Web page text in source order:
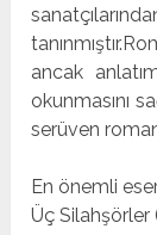
ancak
okunmasını
serüven
En önemli
Üç